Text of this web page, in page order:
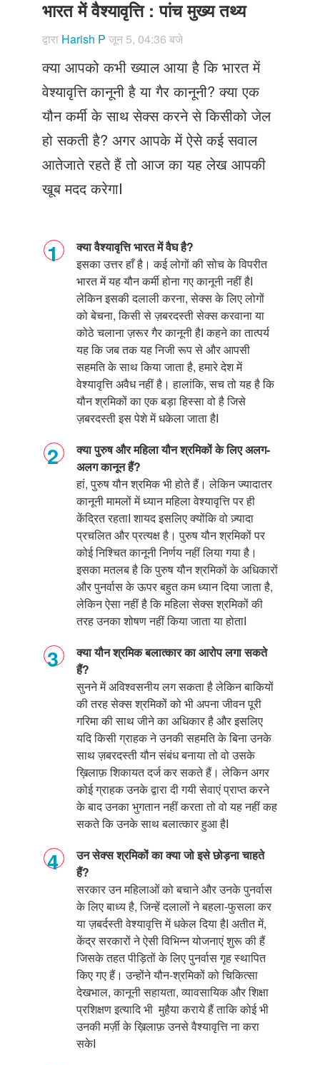
Just Poocho
संपर्क करें
भारत में वैश्यावृत्ति : पांच मुख्य तथ्य
द्वारा Harish P जून 5, 04:36 बजे
क्या आपको कभी ख्याल आया है कि भारत में
वेश्यावृत्ति कानूनी है या गैर कानूनी? क्या एक
यौन कर्मी के साथ सेक्स करने से किसीको जेल
हो सकती है? अगर आपके में ऐसे कई सवाल
आतेजाते रहते हैं तो आज का यह लेख आपकी
खूब मदद करेगाI
क्या वैश्यावृत्ति भारत में वैघ है?
इसका उत्तर हाँ है। कई लोगों की सोच के विपरीत
भारत में यह यौन कर्मी होना गए कानूनी नहीं हैI
लेकिन इसकी दलाली करना,सेक्स के लिए लोगों
को बेचना,किसी से ज़बरदस्ती सेक्स करवाना या
कोठे चलाना ज़रूर गैर कानूनी हैIकहने का तात्पर्य
यह कि जब तक यह निजी रूप से और आपसी
सहमति के साथ किया जाता है,हमारे देश में
वेश्यावृत्ति अवैध नहीं है। हालांकि,सच तो यह है कि
यौन श्रमिकों का एक बड़ा हिस्सा वो है जिसे
ज़बरदस्ती इस पेशे में धकेला जाता हैI
क्या पुरुष और महिला यौन श्रमिकों के लिए अलग-
अलग कानून हैं?
हां,पुरुष यौन श्रमिक भी होते हैं। लेकिन ज्यादातर
कानूनी मामलों में ध्यान महिला वेश्यावृत्ति पर ही
केंद्रित रहताIशायद इसलिए क्योंकि वो ज़्यादा
प्रचलित और प्रत्यक्ष है। पुरुष यौन श्रमिकों पर
कोई निश्चित कानूनी निर्णय नहीं लिया गया है।
इसका मतलब है कि पुरुष यौन श्रमिकों के अधिकारों
और पुनर्वास के ऊपर बहुत कम ध्यान दिया जाता है,
लेकिन ऐसा नहीं है कि महिला सेक्स श्रमिकों की
तरह उनका शोषण नहीं किया जाता या होताI
क्या यौन श्रमिक बलात्कार का आरोप लगा सकते
हैं?
सुनने में अविश्वसनीय लग सकता है लेकिन बाकियों
की तरह सेक्स श्रमिकों को भी अपना जीवन पूरी
गरिमा की साथ जीने का अधिकार है और इसलिए
यदि किसी ग्राहक ने उनकी सहमति के बिना उनके
साथ ज़बरदस्ती यौन संबंध बनाया तो वो उसके
ख़िलाफ़ शिकायत दर्ज कर सकते हैं। लेकिन अगर
कोई ग्राहक उनके द्वारा दी गयी सेवाएं प्राप्त करने
के बाद उनका भुगतान नहीं करता तो वो यह नहीं कह
सकते कि उनके साथ बलात्कार हुआ हैI
उन सेक्स श्रमिकों का क्या जो इसे छोड़ना चाहते
हैं?
सरकार उन महिलाओं को बचाने और उनके पुनर्वास
के लिए बाध्य है,जिन्हें दलालों ने बहला-फुसला कर
या ज़बर्दस्ती वेश्यावृत्ति में धकेल दिया हैI अतीत में,
केंद्र सरकारों ने ऐसी विभिन्न योजनाएं शुरू की हैं
जिसके तहत पीड़ितों के लिए पुनर्वास गृह स्थापित
किए गए हैं। उन्होंने यौन-श्रमिकों को चिकित्सा
देखभाल,कानूनी सहायता,व्यावसायिक और शिक्षा
प्रशिक्षण इत्यादि भी मुहैया कराये हैं ताकि कोई भी
उनकी मर्ज़ी के ख़िलाफ़ उनसे वैश्यावृत्ति ना करा
सकेI